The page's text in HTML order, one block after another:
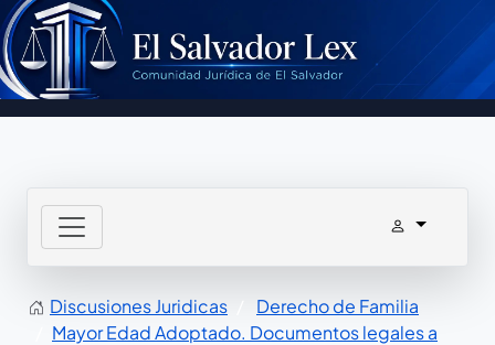
Discusiones Juridicas
Derecho de Familia
Mayor Edad Adoptado. Documentos legales a